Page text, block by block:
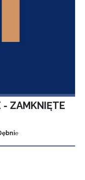
- ZAMKNIĘTE
e